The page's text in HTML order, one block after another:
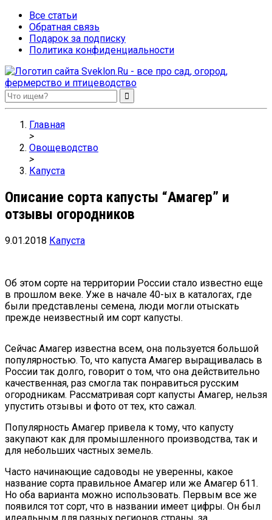
Все статьи
Обратная связь
Подарок за подписку
Политика конфиденциальности
Sveklon.Ru – все про сад, огород, фермерство и птицеводство
Главная
>
Овощеводство
>
Капуста
Описание сорта капусты “Амагер” и
отзывы огородников
9.01.2018 Капуста
Об этом сорте на территории России стало известно еще
в прошлом веке. Уже в начале 40-ых в каталогах, где
были представлены семена, люди могли отыскать
прежде неизвестный им сорт капусты.
Сейчас Амагер известна всем, она пользуется большой
популярностью. То, что капуста Амагер выращивалась в
России так долго, говорит о том, что она действительно
качественная, раз смогла так понравиться русским
огородникам. Рассматривая сорт капусты Амагер, нельзя
упустить отзывы и фото от тех, кто сажал.
Популярность Амагер привела к тому, что капусту
закупают как для промышленного производства, так и
для небольших частных земель.
Часто начинающие садоводы не уверенны, какое
название сорта правильное Амагер или же Амагер 611.
Но оба варианта можно использовать. Первым все же
появился тот сорт, что в названии имеет цифры. Он был